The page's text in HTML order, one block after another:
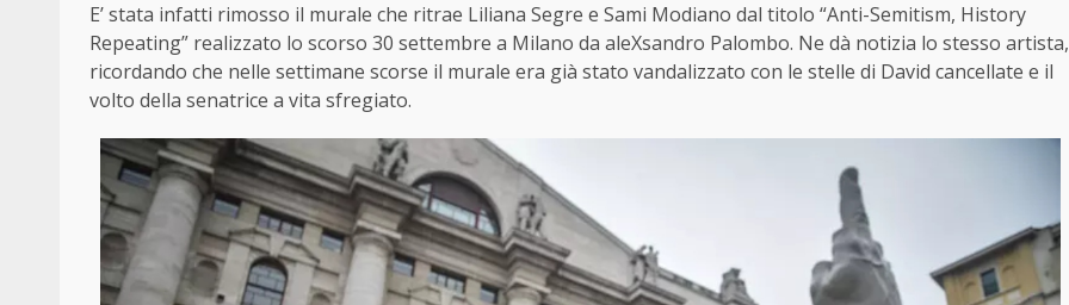
E’ stata infatti rimosso il murale che ritrae Liliana Segre e Sami Modiano dal titolo “Anti-Semitism, History
Repeating” realizzato lo scorso 30 settembre a Milano da aleXsandro Palombo. Ne dà notizia lo stesso artista,
ricordando che nelle settimane scorse il murale era già stato vandalizzato con le stelle di David cancellate e il
volto della senatrice a vita sfregiato.